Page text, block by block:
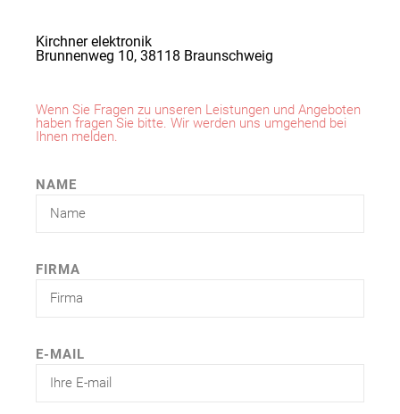
Kirchner elektronik
Brunnenweg 10, 38118 Braunschweig
Wenn Sie Fragen zu unseren Leistungen und Angeboten
haben fragen Sie bitte. Wir werden uns umgehend bei
Ihnen melden.
NAME
FIRMA
E-MAIL